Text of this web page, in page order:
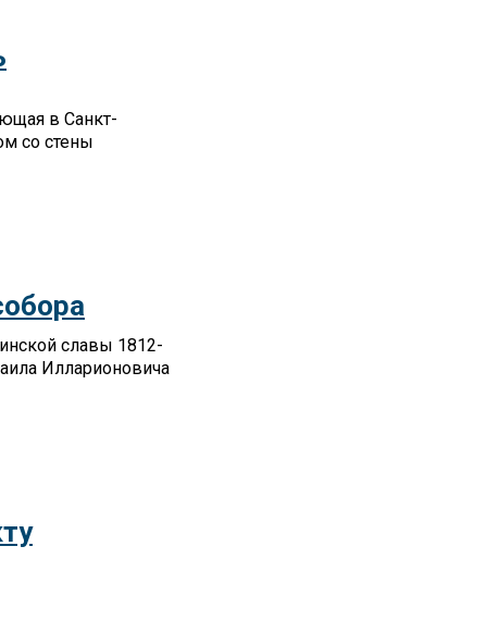
в Санкт-
со стены
славы 1812-
Илларионовича